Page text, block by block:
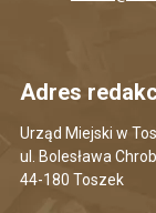
Adres
Urząd Miejski w
ul. Bolesława
44-180 Toszek